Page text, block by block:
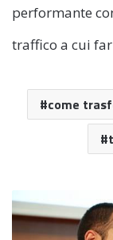
performante
traffico a cui
come